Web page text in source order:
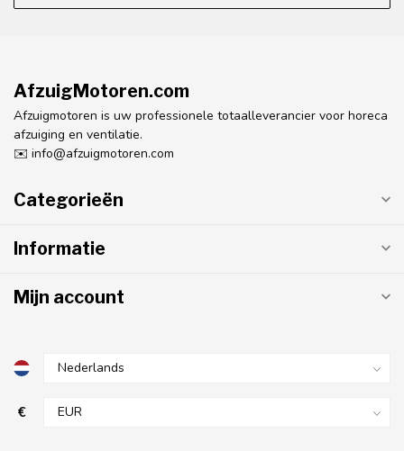
AfzuigMotoren.com
Afzuigmotoren is uw professionele totaalleverancier voor horeca
afzuiging en ventilatie.
✉️ info@afzuigmotoren.com
Categorieën
Informatie
Mijn account
€